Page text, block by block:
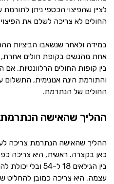
לציין שהפיצוי הכספי ניתן
החולים לא צריכה לשלם את
במידה ולאחר שנשאבו הביציות
אחת מהנשים בקופת חולים
בין קופות החולים הרלוונטיות.
והתורמת הינה אנונימית, התשלום
החולים של הנתרמת.
ההליך שהאישה הנתרמת
ההליך שהאישה הנתרמת צריכה
כאן בקצרה. ראשית, היא צריכה כפי
בין הגילאים 18 ל-
עצמה. היא צריכה כמובן להחליט